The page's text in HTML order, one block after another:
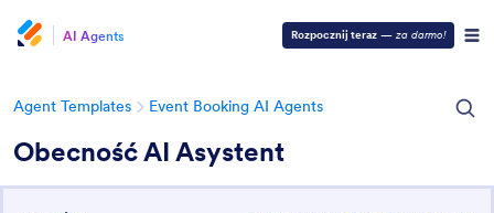
AI Agents Rozpocznij teraz — za darmo!
Agent Templates Event Booking AI Agents
Obecność AI Asystent